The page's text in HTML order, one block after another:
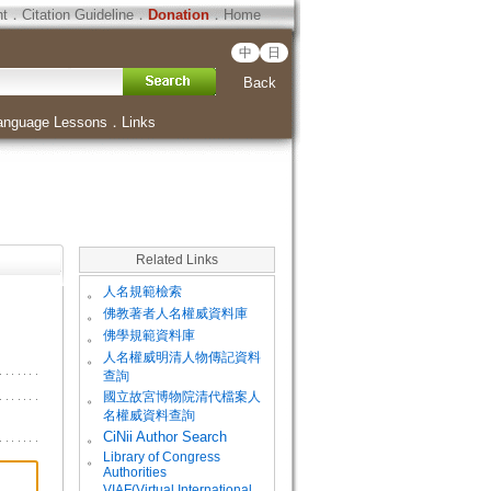
．Citation Guideline．Donation．Home
中 日
Back
Lessons ． Links
Related Links
。 人名規範檢索
。 佛教著者人名權威資料庫
。 佛學規範資料庫
。
人名權威明清人物傳記資料
查詢
。
國立故宮博物院清代檔案人
名權威資料查詢
。
CiNii Author Search
。
Library of Congress
Authorities